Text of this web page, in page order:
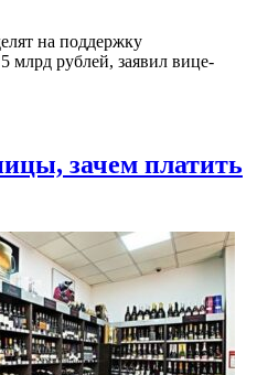
на поддержку
млрд рублей, заявил вице-
зачем платить